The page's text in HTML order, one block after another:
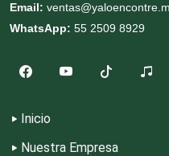
Dentistas
Deportes
Email:
WhatsApp: 55 2509 8929
Inicio
Nuestra Empresa